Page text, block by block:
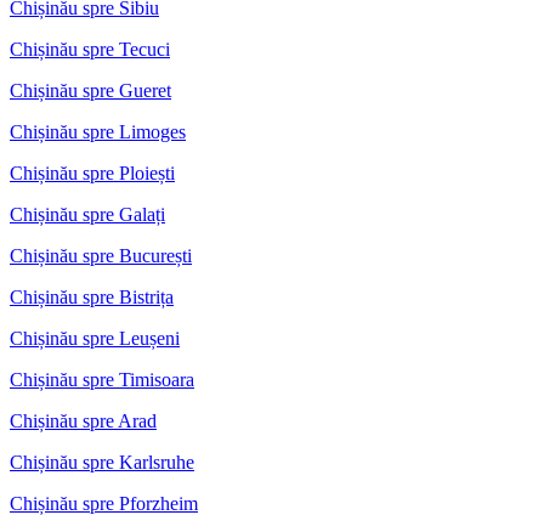
Chișinău spre Sibiu
Chișinău spre Tecuci
Chișinău spre Gueret
Chișinău spre Limoges
Chișinău spre Ploiești
Chișinău spre Galați
Chișinău spre București
Chișinău spre Bistrița
Chișinău spre Leușeni
Chișinău spre Timisoara
Chișinău spre Arad
Chișinău spre Karlsruhe
Chișinău spre Pforzheim